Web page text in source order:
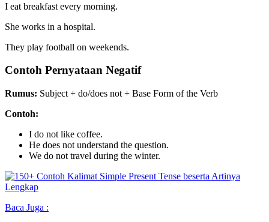
I eat breakfast every morning.
She works in a hospital.
They play football on weekends.
Contoh Pernyataan Negatif
Rumus: Subject + do/does not + Base Form of the Verb
Contoh:
I do not like coffee.
He does not understand the question.
We do not travel during the winter.
Baca Juga :